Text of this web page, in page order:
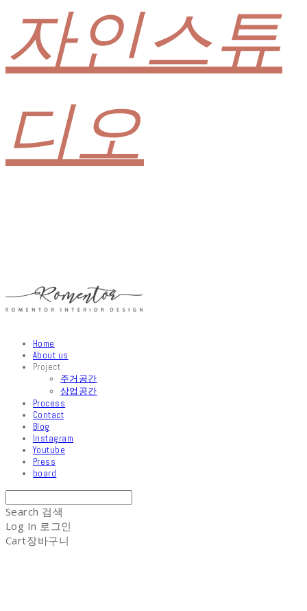
자인스튜
디오
Home
About us
Project
주거공간
상업공간
Process
Contact
Blog
Instagram
Youtube
Press
board
Search 검색
Log In 로그인
Cart장바구니